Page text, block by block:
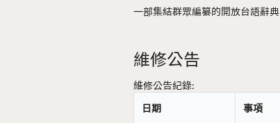
一部集結群眾編纂的開放台語辭典
維修公告
維修公告紀錄:
日期
事項